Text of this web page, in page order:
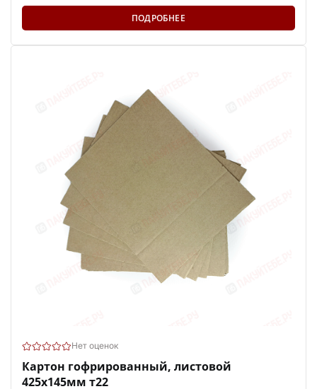
ПОДРОБНЕЕ
Нет оценок
Картон гофрированный, листовой
425х145мм т22